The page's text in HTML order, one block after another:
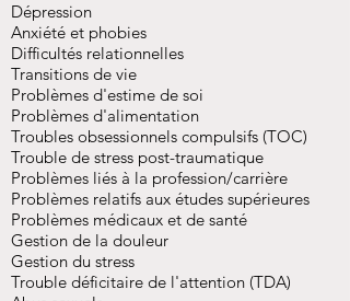
Dépression
Anxiété et phobies
Difficultés relationnelles
Transitions de vie
Problèmes d'estime de soi
Problèmes d'alimentation
Troubles obsessionnels compulsifs (TOC)
Trouble de stress post-traumatique
Problèmes liés à la profession/carrière
Problèmes relatifs aux études supérieures
Problèmes médicaux et de santé
Gestion de la douleur
Gestion du stress
Trouble déficitaire de l'attention (TDA)